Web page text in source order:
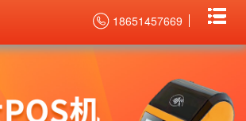
18651457669